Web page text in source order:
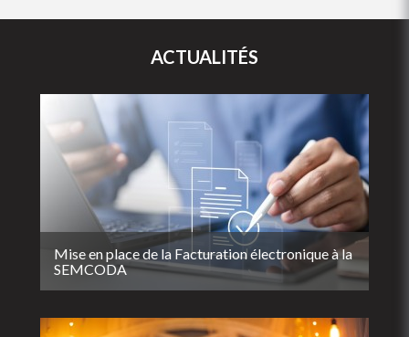
ACTUALITÉS
Mise en place de la Facturation électronique à la
SEMCODA